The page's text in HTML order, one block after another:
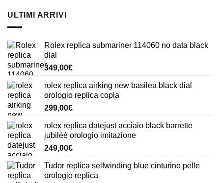
ULTIMI ARRIVI
Rolex replica submariner 114060 no data black
dial
349,00€
rolex replica airking new basilea black dial
orologio replica copia
299,00€
rolex replica datejust acciaio black barrette
jubilèè orologio imitazione
249,00€
Tudor replica selfwinding blue cinturino pelle
orologio replica